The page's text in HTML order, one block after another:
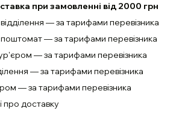
при замовленні від 2000 грн
— за тарифами перевізника
— за тарифами перевізника
— за тарифами перевізника
— за тарифами перевізника
— за тарифами перевізника
про доставку